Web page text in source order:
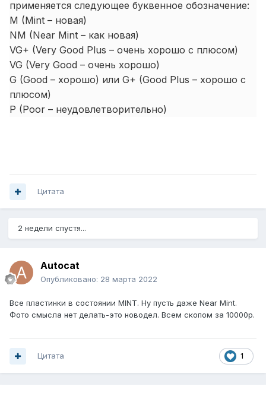
применяется следующее буквенное обозначение:
M (Mint – новая)
NM (Near Mint – как новая)
VG+ (Very Good Plus – очень хорошо с плюсом)
VG (Very Good – очень хорошо)
G (Good – хорошо) или G+ (Good Plus – хорошо с
плюсом)
P (Poor – неудовлетворительно)
Цитата
2 недели спустя...
Autocat
Опубликовано: 28 марта 2022
Все пластинки в состоянии MINT. Ну пусть даже Near Mint.
Фото смысла нет делать-это новодел. Всем скопом за 10000р.
1
Цитата